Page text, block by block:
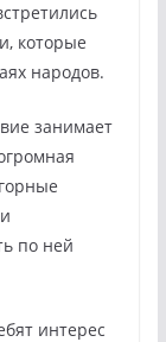
которые
народов.
занимает
по ней
интерес